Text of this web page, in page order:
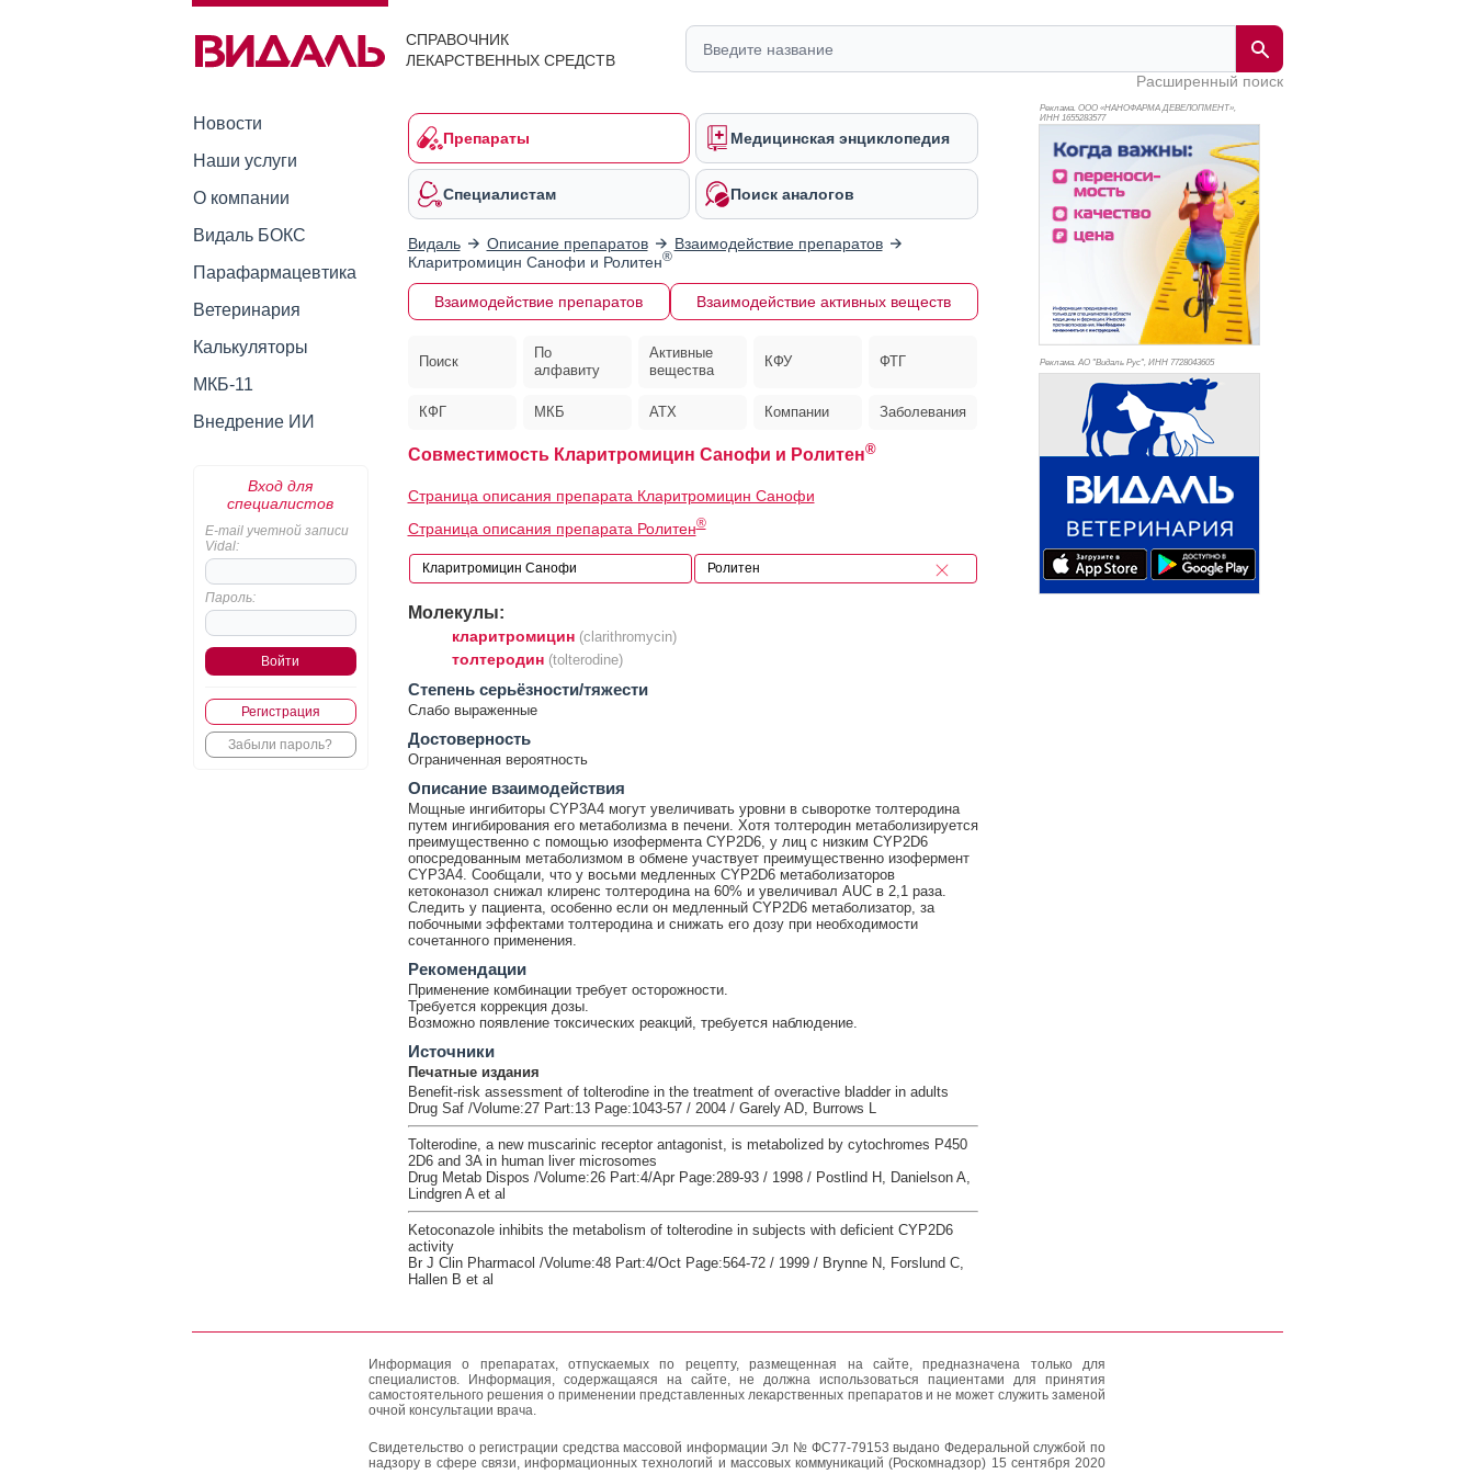
СПРАВОЧНИК
ЛЕКАРСТВЕННЫХ СРЕДСТВ
Расширенный поиск
Новости
Наши услуги
О компании
Видаль БОКС
Парафармацевтика
Ветеринария
Калькуляторы
МКБ-11
Внедрение ИИ
Вход для
специалистов
E-mail учетной записи
Vidal:
Пароль:
Регистрация
Забыли пароль?
Препараты Медицинская энциклопедия
Специалистам Поиск аналогов
Видаль Описание препаратов
Взаимодействие препаратов
Кларитромицин Санофи и Ролитен®
Взаимодействие препаратов Взаимодействие активных веществ
Поиск
По
алфавиту
Активные
вещества
КФУ ФТГ
КФГ МКБ АТХ Компании Заболевания
Совместимость Кларитромицин Санофи и Ролитен®
Страница описания препарата Кларитромицин Санофи
Страница описания препарата Ролитен®
Молекулы:
кларитромицин (clarithromycin)
толтеродин (tolterodine)
Cтепень серьёзности/тяжести
Слабо выраженные
Достоверность
Ограниченная вероятность
Описание взаимодействия
Мощные ингибиторы CYP3A4 могут увеличивать уровни в сыворотке толтеродина
путем ингибирования его метаболизма в печени. Хотя толтеродин метаболизируется
преимущественно с помощью изофермента CYP2D6, у лиц с низким CYP2D6
опосредованным метаболизмом в обмене участвует преимущественно изофермент
CYP3A4. Сообщали, что у восьми медленных CYP2D6 метаболизаторов
кетоконазол снижал клиренс толтеродина на 60% и увеличивал AUC в 2,1 раза.
Следить у пациента, особенно если он медленный CYP2D6 метаболизатор, за
побочными эффектами толтеродина и снижать его дозу при необходимости
сочетанного применения.
Рекомендации
Применение комбинации требует осторожности.
Требуется коррекция дозы.
Возможно появление токсических реакций, требуется наблюдение.
Источники
Печатные издания
Benefit-risk assessment of tolterodine in the treatment of overactive bladder in adults
Drug Saf /Volume:27 Part:13 Page:1043-57 / 2004 / Garely AD, Burrows L
Tolterodine, a new muscarinic receptor antagonist, is metabolized by cytochromes P450
2D6 and 3A in human liver microsomes
Drug Metab Dispos /Volume:26 Part:4/Apr Page:289-93 / 1998 / Postlind H, Danielson A,
Lindgren A et al
Ketoconazole inhibits the metabolism of tolterodine in subjects with deficient CYP2D6
activity
Br J Clin Pharmacol /Volume:48 Part:4/Oct Page:564-72 / 1999 / Brynne N, Forslund C,
Hallen B et al
Реклама. ООО «НАНОФАРМА ДЕВЕЛОПМЕНТ»,
ИНН 1655283577
Реклама. АО "Видаль Рус", ИНН 7728043605
Информация о препаратах, отпускаемых по рецепту, размещенная на сайте, предназначена только для
специалистов. Информация, содержащаяся на сайте, не должна использоваться пациентами для принятия
самостоятельного решения о применении представленных лекарственных препаратов и не может служить заменой
очной консультации врача.
Свидетельство о регистрации средства массовой информации Эл № ФС77-79153 выдано Федеральной службой по
надзору в сфере связи, информационных технологий и массовых коммуникаций (Роскомнадзор) 15 сентября 2020